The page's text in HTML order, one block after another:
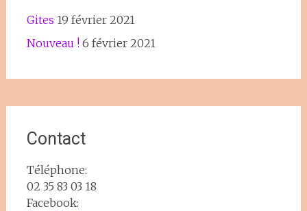
Gites 19 février 2021
Nouveau ! 6 février 2021
Contact
Téléphone:
02 35 83 03 18
Facebook: